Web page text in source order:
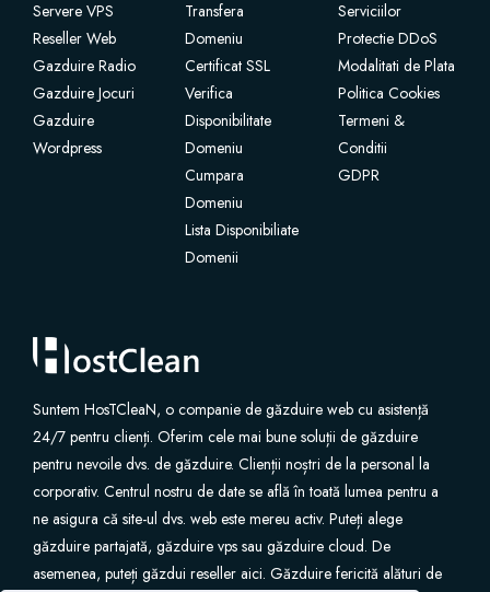
Servere Dedicate
Aplicatii Mobil
Certificados SSL
Construtor de Website
Backup de Website
VPN
SEO Tools
Servere VPS
Reseller Web
Gazduire Radio
Gazduire Jocuri
Gazduire
Wordpress
Transfera
Domeniu
Certificat SSL
Verifica
Disponibilitate
Domeniu
Cumpara
Domeniu
Lista Disponibiliate
Domenii
Serviciilor
Protectie DDoS
Modalitati de Plata
Politica Cookies
Termeni &
Conditii
GDPR
Suntem HosTCleaN, o companie de găzduire web cu asistență
24/7 pentru clienți. Oferim cele mai bune soluții de găzduire
pentru nevoile dvs. de găzduire. Clienții noștri de la personal la
corporativ. Centrul nostru de date se află în toată lumea pentru a
ne asigura că site-ul dvs. web este mereu activ. Puteți alege
găzduire partajată, găzduire vps sau găzduire cloud. De
asemenea, puteți găzdui reseller aici. Găzduire fericită alături de